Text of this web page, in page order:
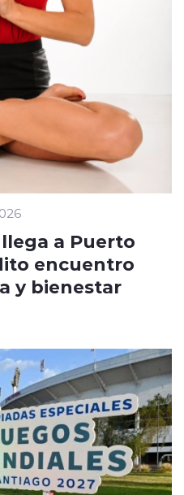
a Puerto
encuentro
y bienestar